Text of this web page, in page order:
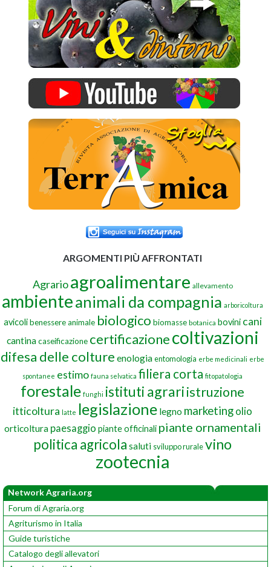
ARGOMENTI PIÙ AFFRONTATI
Agrario agroalimentare allevamento
ambienteanimali da compagnia arboricoltura
avicoli benessere animale biologico biomasse botanica bovini cani
cantina caseificazione certificazionecoltivazioni
difesa delle colture enologiaentomologia erbe medicinali erbe
spontanee estimo fauna selvatica filiera corta fitopatologia
forestale funghi istituti agrariistruzione
itticoltura latte legislazione legno marketingolio
orticoltura paesaggio piante officinali piante ornamentali
politica agricola saluti sviluppo ruralevino
zootecnia
Network Agraria.org
Forum di Agraria.org
Agriturismo in Italia
Guide turistiche
Catalogo degli allevatori